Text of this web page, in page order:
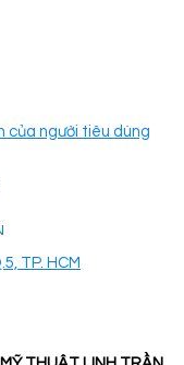
của người tiêu dùng
TP. HCM